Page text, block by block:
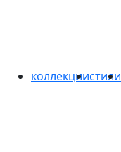
коллекциистили